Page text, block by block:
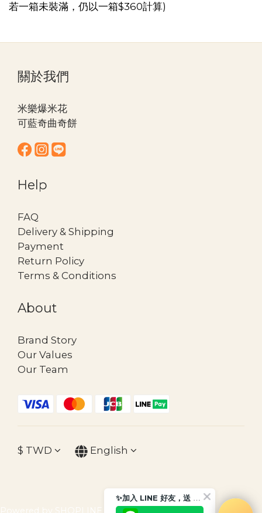
若一箱未裝滿，仍以一箱$360計算)
關於我們
米樂爆米花
可藍奇曲奇餅
Help
FAQ
Delivery & Shipping
Payment
Return Policy
Terms & Conditions
About
Brand Story
Our Values
Our Team
$ TWD English
✨加入 LINE 好友，送 $30 購物金